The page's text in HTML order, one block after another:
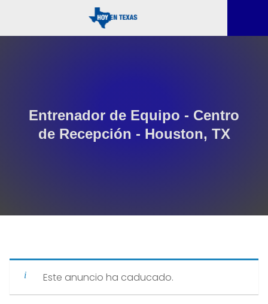
Entrenador de Equipo - Centro
de Recepción - Houston, TX
Este anuncio ha caducado.